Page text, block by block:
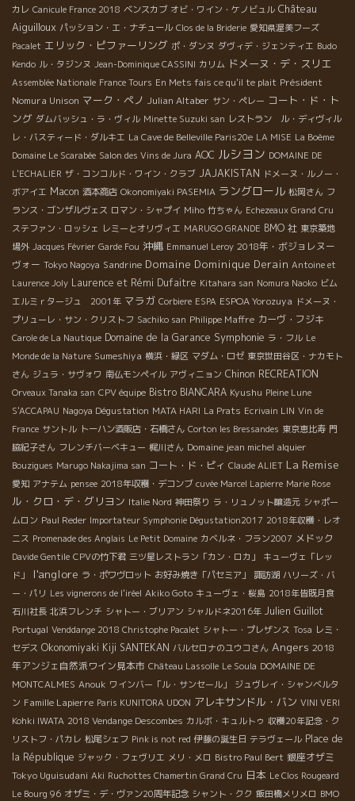
カレ Canicule France 2018 ベンスカブ オビ・ワイン・ケノビュル Château
Aiguilloux パッション・エ・ナチュール Clos de la Briderie 愛知県渥美フーズ
Pacalet エリック・ピファーリング ポ・ダンヌ ダヴィデ・ジェンティエ Budo
Kendo ル・タジンヌ Jean-Dominique CASSINI カリム ドメーヌ・デ・スリエ
Assemblée Nationale France Tours En Mets fais ce qu'il te plait Président
Nomura Unison マーク・ペノ Julian Altaber サン・ペレー コート・ド・ト
ング ダムバッシュ・ラ・ヴィル Minette Suzuki san レストラン ル・ディヴィル
レ・バスティード・ダルキエ La Cave de Belleville Paris20e LA MISE La Boème
Domaine Le Scarabée Salon des Vins de Jura AOC ルシヨン DOMAINE DE
L'ECHALIER ザ・コンコルド・ワイン・クラブ JAJAKISTAN ドメーヌ・ルノー・
ボアイエ Macon 酒本商店 Okonomiyaki PASEMIA ラングロール 松岡さん フ
ランス・ゴンザルヴェス ロマン・シャプイ Miho 竹ちゃん Echezeaux Grand Cru
ステファン・ロッシェ レミーとオリヴィエ MARUGO GRANDE BMO 社 東京築地
場外 Jacques Février Garde Fou 沖縄 Emmanuel Leroy 2018年・ボジョレヌー
ヴォー Tokyo Nagoya Sandrine Domaine Dominique Derain Antoine et
Laurence Joly Laurence et Rémi Dufaitre Kitahara san Nomura Naoko ビム
エルミｒタージュ 2001年 マラガ Corbiere ESPA ESPOA Yorozuya ドメーヌ・
プリューレ・サン・クリストフ Sachiko san Philippe Maffre カーヴ・フジキ
Carole de La Nautique Domaine de la Garance Symphonie ラ・フル Le
Monde de la Nature Sumeshiya 横浜・緑区 マダム・ロゼ 東京世田谷区・ナカモト
さん ジュラ・サヴォワ 南仏モンペイル アヴィニョン Chinon RECREATION
Orveaux Tanaka san CPV équipe Bistro BIANCARA Kyushu Pleine Lune
S'ACCAPAU Nagoya Dégustation MATA HARI La Prats Ecrivain LIN Vin de
France サントル トーハン酒販店・石橋さん Corton les Bressandes 東京恵比寿 門
脇紀子さん フレンチバーベキュー 梶川さん Domaine jean michel alquier
Bouzigues Marugo Nakajima san コート・ド・ピィ Claude ALIET La Remise
愛知 アナテム pensee 2018年収穫・デコンブ cuvée Marcel Lapierre Marie Rose
ル・クロ・デ・グリヨン Italie Nord 神田祭り ラ・リュノット醸造元 シャポー
ムロン Paul Reder Importateur Symphonie Dégustation2017 2018年収穫・レオ
ニス Promenade des Anglais Le Petit Domaine カベルネ・フラン2007 メドック
Davide Gentile CPVの竹下君 三ツ星レストラン「カン・ロカ」
キューヴェ「レッ
ド」
l'anglore ラ・ポワヴロット お好み焼き「パセミア」 諏訪湖 ハリーズ・バ
ー・パリ Les vignerons de l'iréel Akiko Goto キューヴェ・桜島 2018年皆既月食
石川社長 北浜フレンチ シャトー・ブリアン シャルドネ2016年 Julien Guillot
Portugal Venddange 2018 Christophe Pacalet シャトー・プレザンス Tosa レミ・
セデス Okonomiyaki Kiji SANTEKAN バルセロナのユウコさん Angers 2018
年アンジェ自然派ワイン見本市 Château Lassolle Le Soula DOMAINE DE
MONTCALMES Anouk ワインバー「ル・サンセール」
ジュヴレイ・シャンベルタ
ン Famille Lapierre Paris KUNITORA UDON アレキサンドル・バン VINI VERI
Kohki IWATA 2018 Vendange Descombes カルボ・キュルトゥ 収穫20年記念・ク
リストフ・パカレ 松尾シェフ Pink is not red 伊藤の誕生日 テラヴェール Place de
la République ジャック・フェヴリエ メリ・メロ Bistro Paul Bert 銀座オザミ
Tokyo Uguisudani Aki Ruchottes Chamertin Grand Cru 日本 Le Clos Rougeard
Le Bourg 96 オザミ・デ・ヴァン20周年記念 シャント・クク 飯田橋メリメロ BMO